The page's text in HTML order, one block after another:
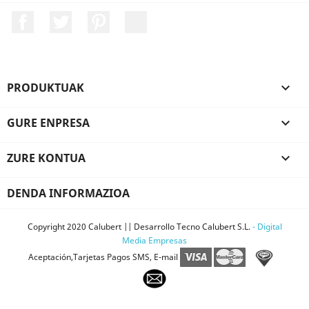
PRODUKTUAK 
GURE ENPRESA 
ZURE KONTUA 
DENDA INFORMAZIOA
Copyright 2020 Calubert || Desarrollo Tecno Calubert S.L.- Digital
Media Empresas
Aceptación,Tarjetas Pagos SMS, E-mail